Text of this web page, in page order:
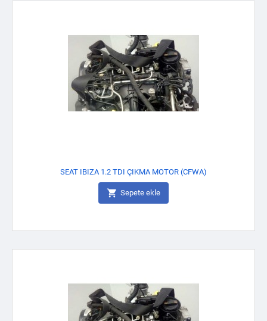
SEAT IBIZA 1.2 TDI ÇIKMA MOTOR (CFWA)
 Sepete ekle